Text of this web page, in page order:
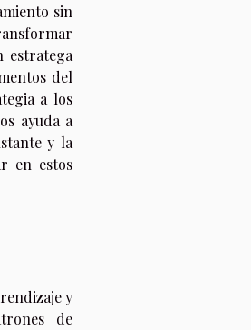
sin
estratega
del
a los
ayuda a
y la
en estos
y
de